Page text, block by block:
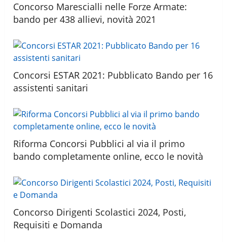
Concorso Marescialli nelle Forze Armate:
bando per 438 allievi, novità 2021
Concorsi ESTAR 2021: Pubblicato Bando per 16
assistenti sanitari
Riforma Concorsi Pubblici al via il primo
bando completamente online, ecco le novità
Concorso Dirigenti Scolastici 2024, Posti,
Requisiti e Domanda